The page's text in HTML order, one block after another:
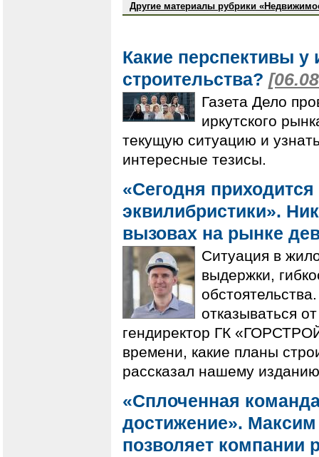
Другие материалы рубрики
Какие перспективы у
строительства?
Газета Дело
иркутского
текущую ситуацию и
интересные тезисы.
«Сегодня
эквилибристики».
вызовах на рынке
Ситуация в
выдержки,
отказываться
гендиректор ГК
времени, какие планы
рассказал нашему
«Сплоченная
достижение».
позволяет компании